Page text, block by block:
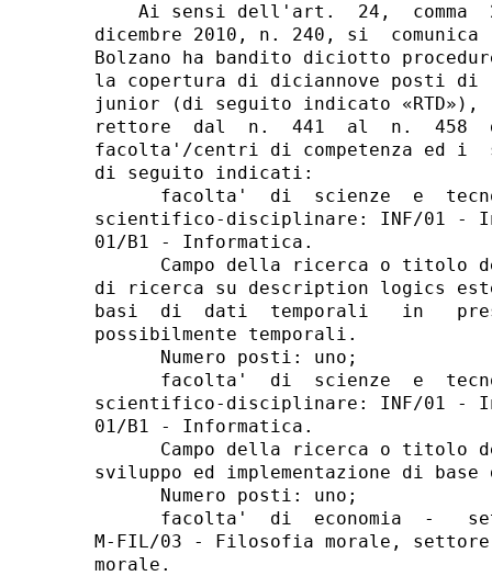
Ai sensi dell'art.  24,  comma
dicembre 2010, n. 240, si
Bolzano ha bandito diciotto
la copertura di diciannove posti di
junior (di seguito indicato
rettore  dal  n.  441  al  n.  458
facolta'/centri di competenza ed
di seguito indicati:
facolta'  di  scienze  e
scientifico-disciplinare: INF/01 -
01/B1 - Informatica.
Campo della ricerca o titolo
di ricerca su description logics
basi  di  dati  temporali   in
possibilmente temporali.
      Numero posti: uno;
facolta'  di  scienze  e
scientifico-disciplinare: INF/01 -
01/B1 - Informatica.
Campo della ricerca o titolo
sviluppo ed implementazione di
      Numero posti: uno;
facolta'  di  economia  -
M-FIL/03 - Filosofia morale,
morale.